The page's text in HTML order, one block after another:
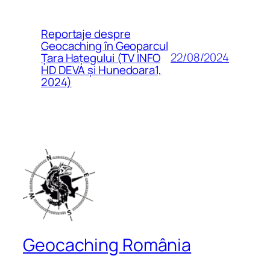
Reportaje despre
Geocaching în Geoparcul
Țara Hațegului (TV INFO
HD DEVA și Hunedoara1,
2024)
22/08/2024
Geocaching România